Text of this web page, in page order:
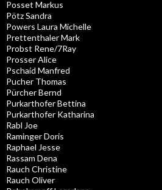
Posset Markus
Pötz Sandra
Powers Laura Michelle
Prettenthaler Mark
Probst Rene/7Ray
Prosser Alice
Pschaid Manfred
Pucher Thomas
Pürcher Bernd
Purkarthofer Bettina
Purkarthofer Katharina
Rabl Joe
Raminger Doris
Raphael Jesse
Rassam Dena
Rauch Christine
Rauch Oliver